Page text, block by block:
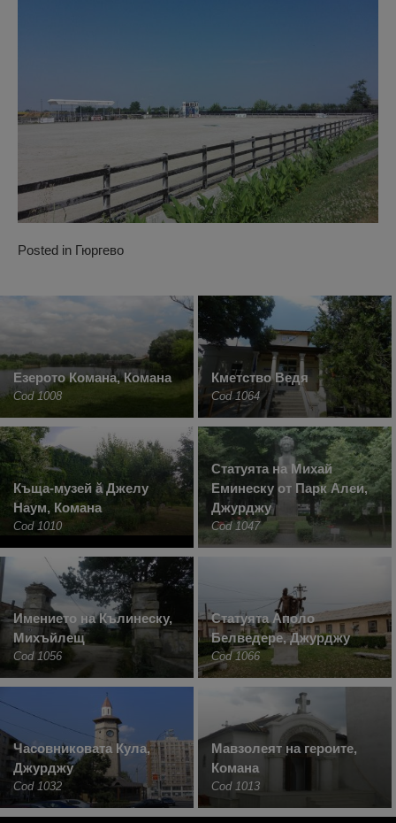
Posted in Гюргево
Езерото Комана, Комана
Cod 1008
Кметство Ведя
Cod 1064
Къща-музей ă Джелу
Наум, Комана
Cod 1010
Статуята на Михай
Еминеску от Парк Алеи,
Джурджу
Cod 1047
Имението на Кълинеску,
Михъйлещ
Cod 1056
Статуята Аполо
Белведере, Джурджу
Cod 1066
Часовниковата Кула,
Джурджу
Cod 1032
Мавзолеят на героите,
Комана
Cod 1013